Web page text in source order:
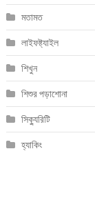
মতামত
লাইফষ্ট্যাইল
শিখুন
শিশুর পড়াশোনা
সিক্যুরিটি
হ্যাকিং